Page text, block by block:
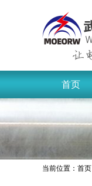
首页
当前位置： 首页